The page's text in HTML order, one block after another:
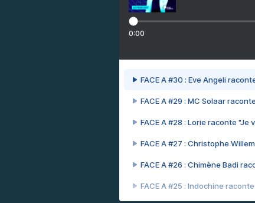
0:00
FACE A #30 : Eve Angeli
FACE A #29 : MC Solaar
FACE A #28 : Lorie raconte "Je
FACE A #27 : Christophe
FACE A #26 : Chimène Badi
FACE A #25 : Indochine